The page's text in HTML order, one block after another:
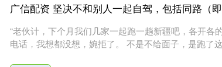
广信配资 坚决不和别人一起自驾，包括同路（即
“老伙计，下个月我们几家一起跑一趟新疆吧，各开各
电话，我想都没想，婉拒了。 不是不给面子，是跑了